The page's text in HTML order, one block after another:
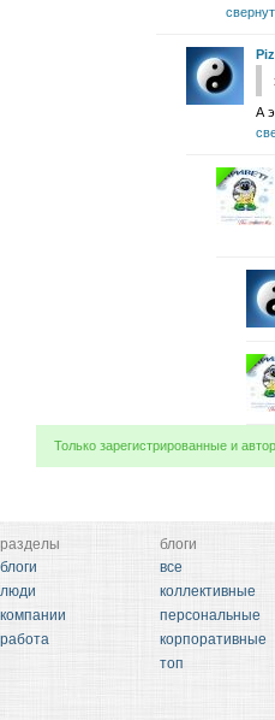
А
Только зарегистрированные и
разделы
блоги
люди
компании
работа
блоги
все
коллективные
персональные
корпоративные
топ